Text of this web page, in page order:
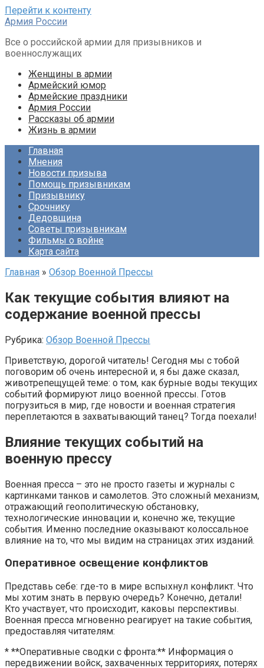
Перейти к контенту
Армия России
Все о российской армии для призывников и
военнослужащих
Женщины в армии
Армейский юмор
Армейские праздники
Армия России
Рассказы об армии
Жизнь в армии
Главная
Мнения
Новости призыва
Помощь призывникам
Призывнику
Срочнику
Дедовщина
Советы призывникам
Фильмы о войне
Карта сайта
Главная » Обзор Военной Прессы
Как текущие события влияют на
содержание военной прессы
Рубрика: Обзор Военной Прессы
Приветствую, дорогой читатель! Сегодня мы с тобой
поговорим об очень интересной и, я бы даже сказал,
животрепещущей теме: о том, как бурные воды текущих
событий формируют лицо военной прессы. Готов
погрузиться в мир, где новости и военная стратегия
переплетаются в захватывающий танец? Тогда поехали!
Влияние текущих событий на
военную прессу
Военная пресса – это не просто газеты и журналы с
картинками танков и самолетов. Это сложный механизм,
отражающий геополитическую обстановку,
технологические инновации и, конечно же, текущие
события. Именно последние оказывают колоссальное
влияние на то, что мы видим на страницах этих изданий.
Оперативное освещение конфликтов
Представь себе: где-то в мире вспыхнул конфликт. Что
мы хотим знать в первую очередь? Конечно, детали!
Кто участвует, что происходит, каковы перспективы.
Военная пресса мгновенно реагирует на такие события,
предоставляя читателям:
* **Оперативные сводки с фронта:** Информация о
передвижении войск, захваченных территориях, потерях